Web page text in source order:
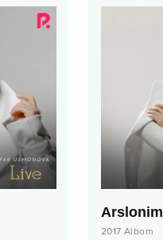
Arslonim
2017 Albom